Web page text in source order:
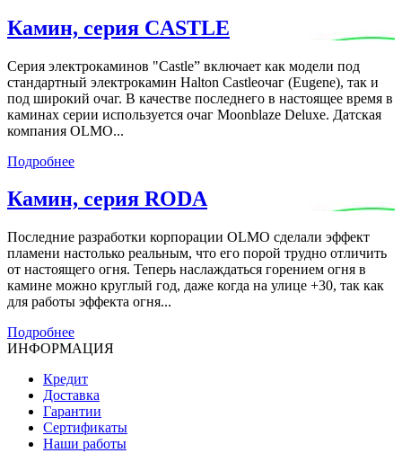
Камин, серия CASTLE
Серия электрокаминов "Castle” включает как модели под
стандартный электрокамин Halton Castleочаг (Eugene), так и
под широкий очаг. В качестве последнего в настоящее время в
каминах серии используется очаг Moonblaze Deluxe. Датская
компания OLMO...
Подробнее
Камин, серия RODA
Последние разработки корпорации OLMO сделали эффект
пламени настолько реальным, что его порой трудно отличить
от настоящего огня. Теперь наслаждаться горением огня в
камине можно круглый год, даже когда на улице +30, так как
для работы эффекта огня...
Подробнее
ИНФОРМАЦИЯ
Кредит
Доставка
Гарантии
Сертификаты
Наши работы